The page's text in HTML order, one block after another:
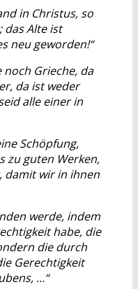
in Christus, so
das Alte ist
neu geworden!“
noch Grieche, da
da ist weder
alle einer in
Schöpfung,
zu guten Werken,
damit wir in ihnen
werde, indem
habe, die
die durch
Gerechtigkeit
…“